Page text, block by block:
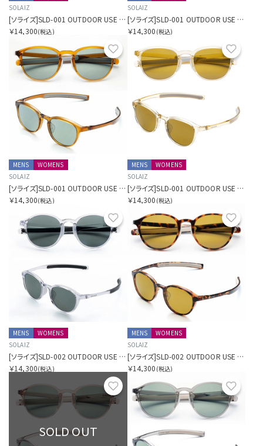
SOLAIZ
[ソライズ]SLD-001 OUTDOOR USE ミドルウェリントン 偏光モデル
￥14,300(税込)
SOLAIZ
[ソライズ]SLD-001 OUTDOOR USE ミドルウェリントン 偏光モデル
￥14,300 (税込)
お気に入り
MENS
WOMENS
SOLAIZ
[ソライズ]SLD-001 OUTDOOR USE ミドルウェリントン 偏光モデル
￥14,300(税込)
MENS
WOMENS
SOLAIZ
[ソライズ]SLD-001 OUTDOOR USE ミドルウェリントン 偏光モデル
￥14,300 (税込)
お気に入り
MENS
WOMENS
SOLAIZ
[ソライズ]SLD-002 OUTDOOR USE ボストン 偏光モデル
￥14,300(税込)
お気
MENS
WOMENS
SOLAIZ
[ソライズ]SLD-002 OUTDOOR USE ボストン 偏光モデル
￥14,300 (税込)
お気に入り
SOLD OUT